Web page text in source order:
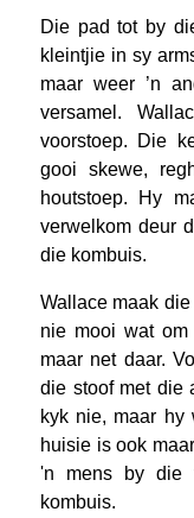
Die pad tot by
kleintjie in sy
maar weer ’n
versamel.
voorstoep. Die
gooi skewe,
houtstoep. Hy
verwelkom deur
die kombuis.
Wallace maak
nie mooi wat
maar net daar.
die stoof met die
kyk nie, maar hy
huisie is ook
ʹn mens by die
kombuis.